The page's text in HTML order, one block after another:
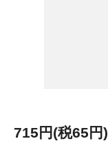
715円(税65円)